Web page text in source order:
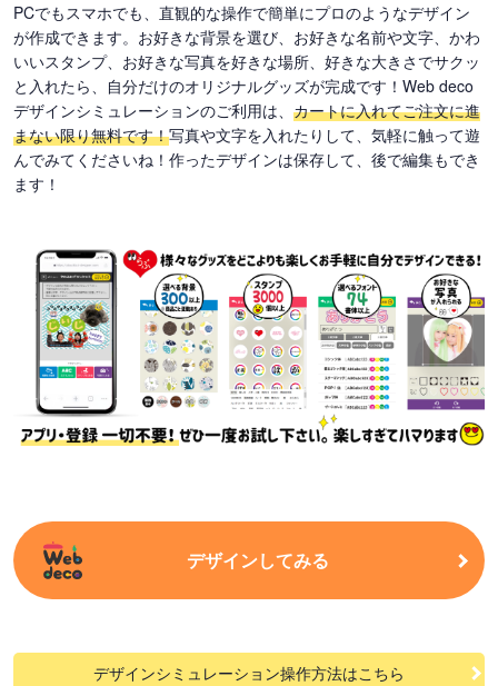
PCでもスマホでも、直観的な操作で簡単にプロのようなデザイン
が作成できます。お好きな背景を選び、お好きな名前や文字、かわ
いいスタンプ、お好きな写真を好きな場所、好きな大きさでサクッ
と入れたら、自分だけのオリジナルグッズが完成です！Web deco
デザインシミュレーションのご利用は、 カートに入れてご注文に進
まない限り無料です！写真や文字を入れたりして、気軽に触って遊
んでみてくださいね！作ったデザインは保存して、後で編集もでき
ます！
デザインしてみる
デザインシミュレーション操作方法はこちら